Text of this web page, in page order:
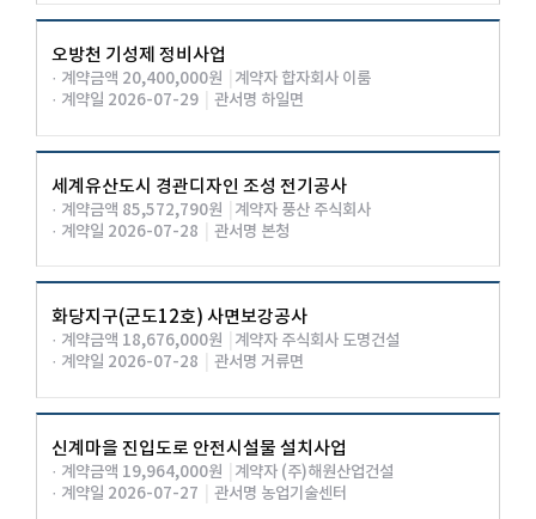
오방천 기성제 정비사업
· 계약금액 20,400,000원
계약자 합자회사 이룸
· 계약일 2026-07-29
관서명 하일면
세계유산도시 경관디자인 조성 전기공사
· 계약금액 85,572,790원
계약자 풍산 주식회사
· 계약일 2026-07-28
관서명 본청
화당지구(군도12호) 사면보강공사
· 계약금액 18,676,000원
계약자 주식회사 도명건설
· 계약일 2026-07-28
관서명 거류면
신계마을 진입도로 안전시설물 설치사업
· 계약금액 19,964,000원
계약자 (주)해원산업건설
· 계약일 2026-07-27
관서명 농업기술센터